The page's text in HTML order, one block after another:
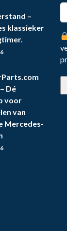
–
klassieker
Dé
voor
van
Mercedes-